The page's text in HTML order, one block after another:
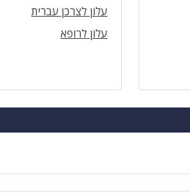
עלון לצרכן עברית
עלון לרופא